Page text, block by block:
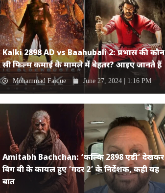
Kalki 2898 AD vs Baahubali 2: प्रभास की कौन
सी फिल्म कमाई के मामले में बेहतर? आइए जानते हैं
Mohammad Faique June 27, 2024 | 1:16 PM
Amitabh Bachchan: ‘कल्कि 2898 एडी’ देखकर
बिग बी के कायल हुए ‘गदर 2’ के निर्देशक, कही यह
बात